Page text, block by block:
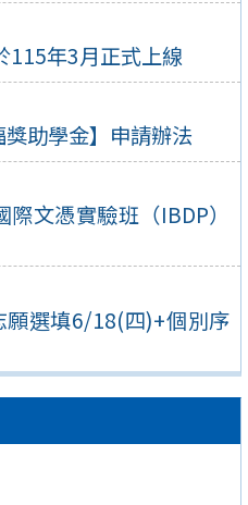
115年3月正式上線
獎助學金】申請辦法
文憑實驗班（IBDP）
願選填6/18(四)+個別序